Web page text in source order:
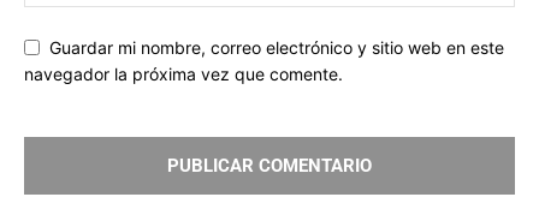
Guardar mi nombre, correo electrónico y sitio web en este
navegador la próxima vez que comente.